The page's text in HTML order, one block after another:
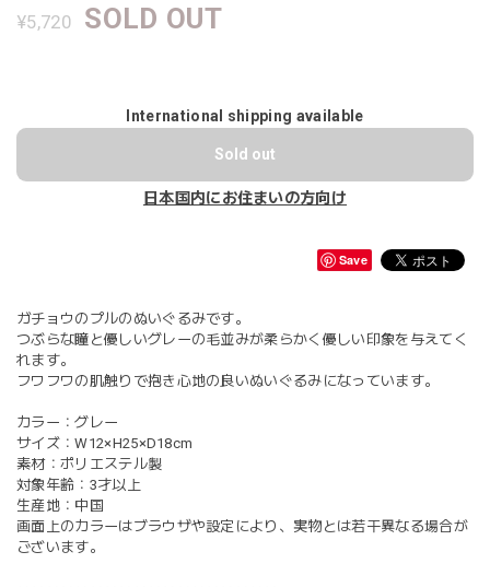
¥5,720 SOLD OUT
International shipping available
Sold out
日本国内にお住まいの方向け
Save
ガチョウのプルのぬいぐるみです。
つぶらな瞳と優しいグレーの毛並みが柔らかく優しい印象を与えてく
れます。
フワフワの肌触りで抱き心地の良いぬいぐるみになっています。
カラー：グレー
サイズ：W12×H25×D18cm
素材：ポリエステル製
対象年齢：3才以上
生産地：中国
画面上のカラーはブラウザや設定により、実物とは若干異なる場合が
ございます。